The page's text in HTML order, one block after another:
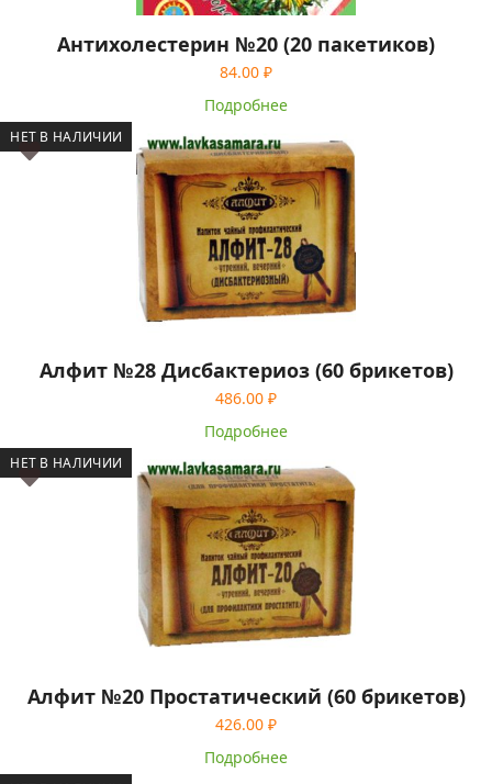
Антихолестерин №20 (20 пакетиков)
84.00 ₽
Подробнее
НЕТ В НАЛИЧИИ
Алфит №28 Дисбактериоз (60 брикетов)
486.00 ₽
Подробнее
НЕТ В НАЛИЧИИ
Алфит №20 Простатический (60 брикетов)
426.00 ₽
Подробнее